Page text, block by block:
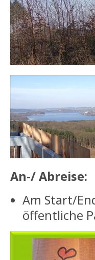
An-/ Abreise:
Am Start/
öffentliche